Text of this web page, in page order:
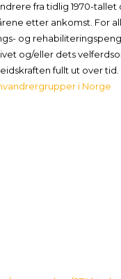
fra tidlig 1970-
etter ankomst. For
og
og/eller dets
fullt ut over tid.
i Norge